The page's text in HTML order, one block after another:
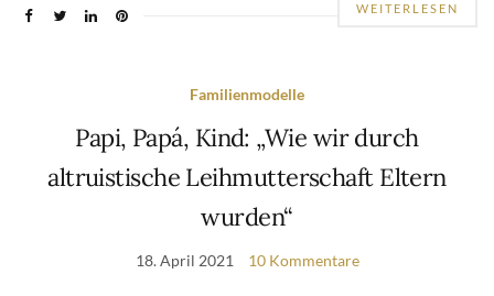
WEITERLESEN
Familienmodelle
Papi, Papá, Kind: „Wie wir durch
altruistische Leihmutterschaft Eltern
wurden“
18. April 2021 10 Kommentare